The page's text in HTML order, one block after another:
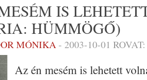
IS
HÜMMÖGŐ)
MÓNIKA- 2003-10-01 ROVAT:
Az én mesém is lehetett